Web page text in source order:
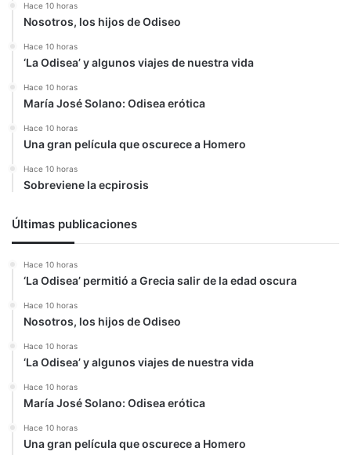
Hace 10 horas
Nosotros, los hijos de Odiseo
Hace 10 horas
‘La Odisea’ y algunos viajes de nuestra vida
Hace 10 horas
María José Solano: Odisea erótica
Hace 10 horas
Una gran película que oscurece a Homero
Hace 10 horas
Sobreviene la ecpirosis
Últimas publicaciones
Hace 10 horas
‘La Odisea’ permitió a Grecia salir de la edad oscura
Hace 10 horas
Nosotros, los hijos de Odiseo
Hace 10 horas
‘La Odisea’ y algunos viajes de nuestra vida
Hace 10 horas
María José Solano: Odisea erótica
Hace 10 horas
Una gran película que oscurece a Homero